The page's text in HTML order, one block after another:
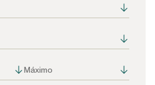
Máximo